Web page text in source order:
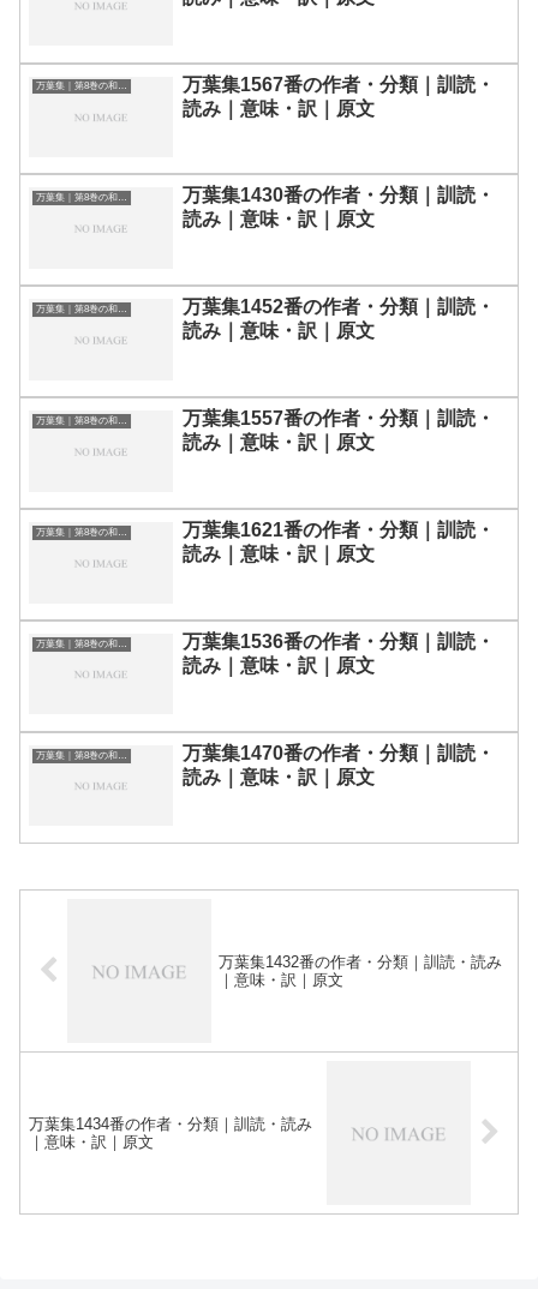
万葉集｜第8巻の和歌一覧
万葉集1567番の作者・分類｜訓読・
読み｜意味・訳｜原文
万葉集｜第8巻の和歌一覧
万葉集1430番の作者・分類｜訓読・
読み｜意味・訳｜原文
万葉集｜第8巻の和歌一覧
万葉集1452番の作者・分類｜訓読・
読み｜意味・訳｜原文
万葉集｜第8巻の和歌一覧
万葉集1557番の作者・分類｜訓読・
読み｜意味・訳｜原文
万葉集｜第8巻の和歌一覧
万葉集1621番の作者・分類｜訓読・
読み｜意味・訳｜原文
万葉集｜第8巻の和歌一覧
万葉集1536番の作者・分類｜訓読・
読み｜意味・訳｜原文
万葉集1470番の作者・分類｜訓読・
読み｜意味・訳｜原文
万葉集1432番の作者・分類｜訓読・読み
｜意味・訳｜原文
万葉集1434番の作者・分類｜訓読・読み
｜意味・訳｜原文